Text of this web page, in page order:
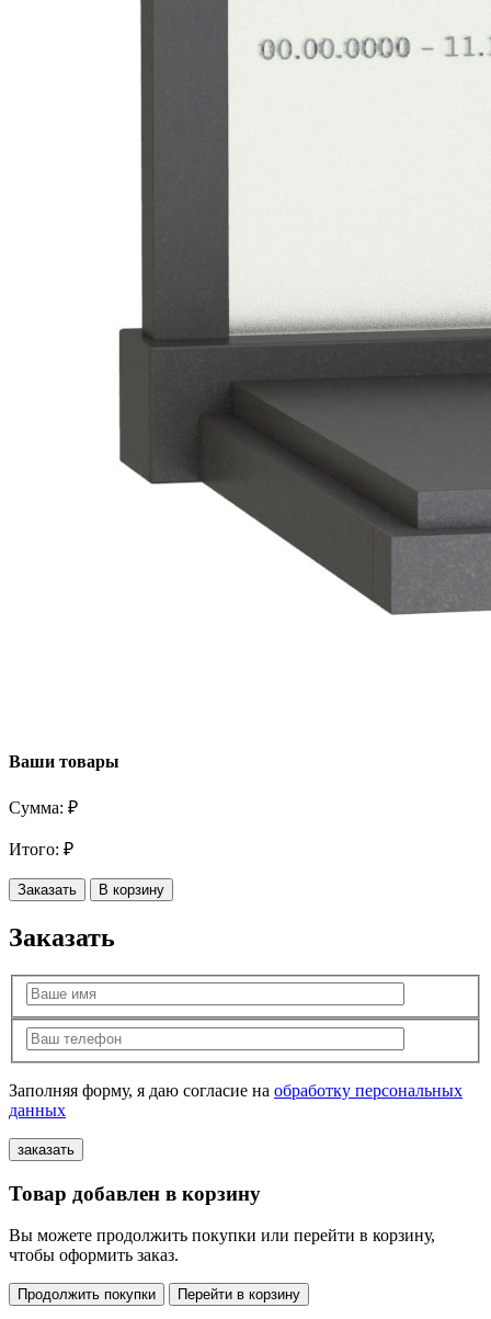
Ваши товары
Сумма: ₽
Итого: ₽
Заказать В корзину
Заказать
Заполняя форму, я даю согласие на обработку персональных
данных
Товар добавлен в корзину
Вы можете продолжить покупки или перейти в корзину,
чтобы оформить заказ.
Продолжить покупки Перейти в корзину